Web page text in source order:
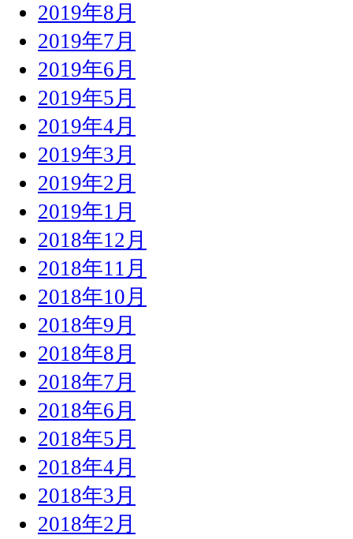
2019年8月
2019年7月
2019年6月
2019年5月
2019年4月
2019年3月
2019年2月
2019年1月
2018年12月
2018年11月
2018年10月
2018年9月
2018年8月
2018年7月
2018年6月
2018年5月
2018年4月
2018年3月
2018年2月